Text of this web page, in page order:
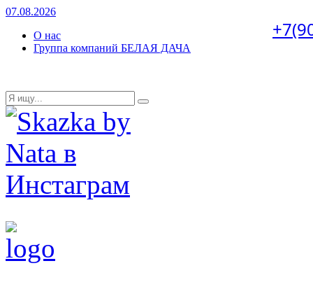
07.08.2026
О нас
Группа компаний БЕЛАЯ ДАЧА